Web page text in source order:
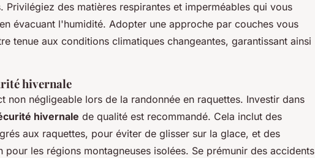
Privilégiez des matières respirantes et imperméables qui vous
évacuant l'humidité. Adopter une approche par couches vous
tenue aux conditions climatiques changeantes, garantissant ainsi
hivernale
non négligeable lors de la randonnée en raquettes. Investir dans
hivernale de qualité est recommandé. Cela inclut des
aux raquettes, pour éviter de glisser sur la glace, et des
pour les régions montagneuses isolées. Se prémunir des accidents